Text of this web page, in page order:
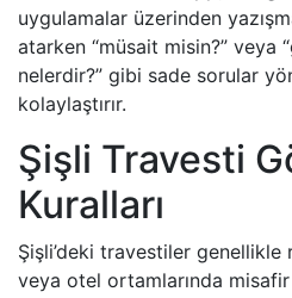
uygulamalar üzerinden
atarken “müsait misin?” veya
nelerdir?” gibi sade sorular
kolaylaştırır.
Şişli Travesti
Kuralları
Şişli’deki travestiler
veya otel ortamlarında